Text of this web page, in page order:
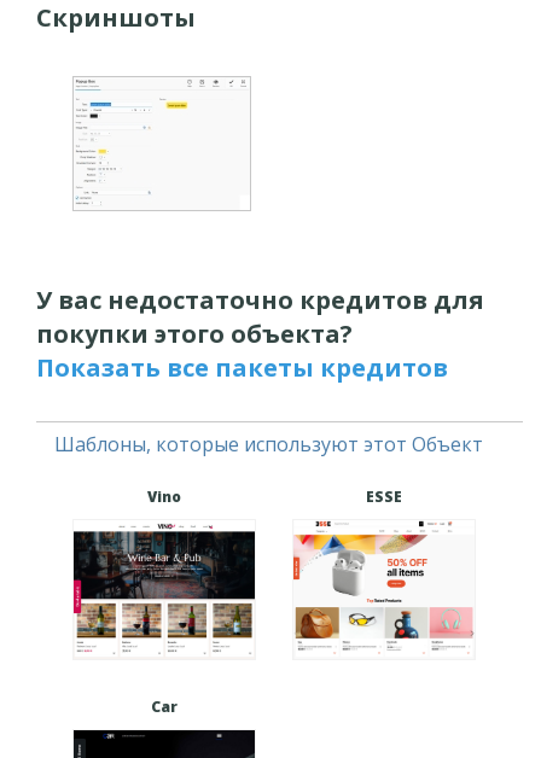
Скриншоты
У вас недостаточно кредитов для
покупки этого объекта?
Показать все пакеты кредитов
Шаблоны, которые используют этот Объект
Vino ESSE
Car